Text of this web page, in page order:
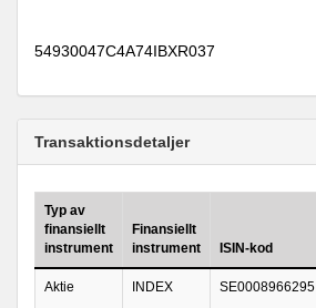
54930047C4A74IBXR037
Transaktionsdetaljer
Typ av
finansiellt
instrument
Finansiellt
instrument
ISIN-kod
Aktie INDEX SE0008966295